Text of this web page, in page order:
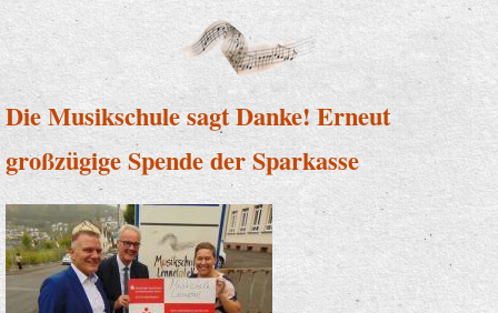
Besuch bei "U7-Ü70"
Die Musikschule sagt Danke! Erneut
großzügige Spende der Sparkasse